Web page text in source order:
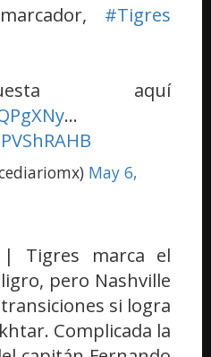
#Tigres
aquí
…
May 6,
| Tigres marca el
pero Nashville
si logra
Complicada la